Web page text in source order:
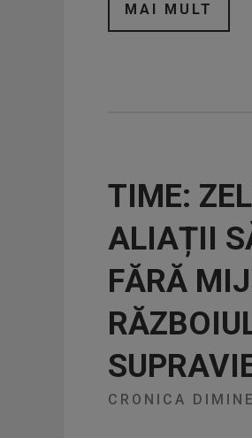
MAI MULT
TIME:
ALIAȚII
FĂRĂ
CRONICA